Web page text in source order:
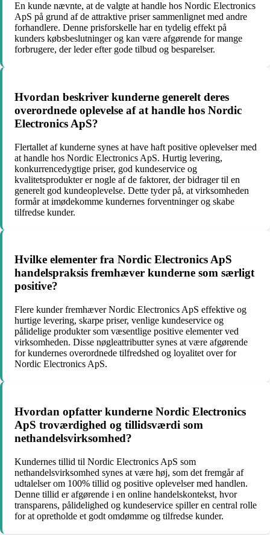
En kunde nævnte, at de valgte at handle hos Nordic Electronics
ApS på grund af de attraktive priser sammenlignet med andre
forhandlere. Denne prisforskelle har en tydelig effekt på
kunders købsbeslutninger og kan være afgørende for mange
forbrugere, der leder efter gode tilbud og besparelser.
Hvordan beskriver kunderne generelt deres
overordnede oplevelse af at handle hos Nordic
Electronics ApS?
Flertallet af kunderne synes at have haft positive oplevelser med
at handle hos Nordic Electronics ApS. Hurtig levering,
konkurrencedygtige priser, god kundeservice og
kvalitetsprodukter er nogle af de faktorer, der bidrager til en
generelt god kundeoplevelse. Dette tyder på, at virksomheden
formår at imødekomme kundernes forventninger og skabe
tilfredse kunder.
Hvilke elementer fra Nordic Electronics ApS
handelspraksis fremhæver kunderne som særligt
positive?
Flere kunder fremhæver Nordic Electronics ApS effektive og
hurtige levering, skarpe priser, venlige kundeservice og
pålidelige produkter som væsentlige positive elementer ved
virksomheden. Disse nøgleattributter synes at være afgørende
for kundernes overordnede tilfredshed og loyalitet over for
Nordic Electronics ApS.
Hvordan opfatter kunderne Nordic Electronics
ApS troværdighed og tillidsværdi som
nethandelsvirksomhed?
Kundernes tillid til Nordic Electronics ApS som
nethandelsvirksomhed synes at være høj, som det fremgår af
udtalelser om 100% tillid og positive oplevelser med handlen.
Denne tillid er afgørende i en online handelskontekst, hvor
transparens, pålidelighed og kundeservice spiller en central rolle
for at opretholde et godt omdømme og tilfredse kunder.